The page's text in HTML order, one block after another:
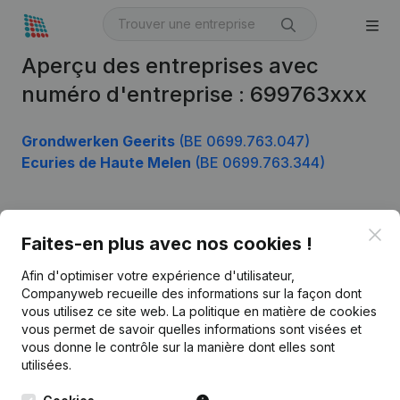
Aperçu des entreprises avec
numéro d'entreprise : 699763xxx
Grondwerken Geerits (BE 0699.763.047)
Ecuries de Haute Melen (BE 0699.763.344)
Faites-en plus avec nos cookies !
Afin d'optimiser votre expérience d'utilisateur,
Companyweb recueille des informations sur la façon dont
vous utilisez ce site web. La politique en matière de cookies
vous permet de savoir quelles informations sont visées et
vous donne le contrôle sur la manière dont elles sont
utilisées.
Français
Kantorenpark Everest
248D,
Monitoring
Recherche internationale